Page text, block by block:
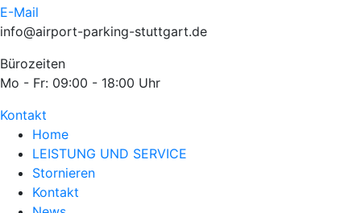
E-Mail
info@airport-parking-stuttgart.de
Bürozeiten
Mo - Fr: 09:00 - 18:00 Uhr
Kontakt
Home
LEISTUNG UND SERVICE
Stornieren
Kontakt